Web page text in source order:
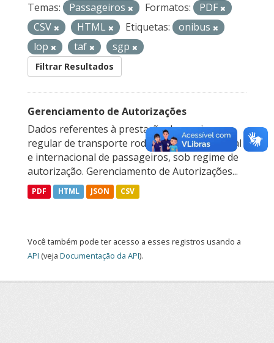
Temas: Passageiros Formatos:
PDF
CSV
HTML Etiquetas:
onibus
lop
taf sgp
Filtrar Resultados
Gerenciamento de Autorizações
Dados referentes à prestação do serviço
regular de transporte rodoviário interestadual
e internacional de passageiros, sob regime de
autorização. Gerenciamento de Autorizações...
PDF HTML JSON CSV
Você também pode ter acesso a esses registros usando a
API (veja Documentação da API).